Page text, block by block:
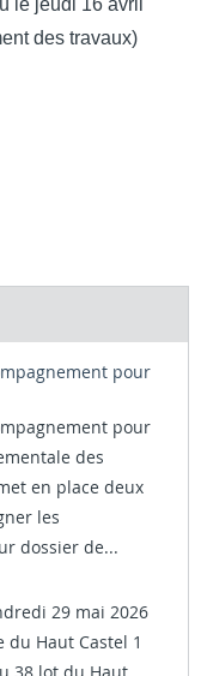
des travaux)
pour
pour
des
en place deux
les
dossier de...
29 mai 2026
du Haut Castel 1
38 lot du Haut